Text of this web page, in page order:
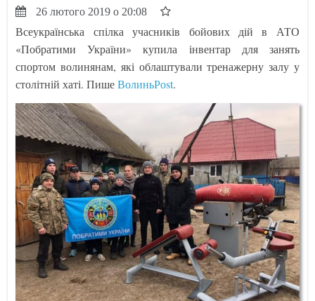
26 лютого 2019 о 20:08
Всеукраїнська спілка учасників бойових дій в АТО
«Побратими України» купила інвентар для занять
спортом волинянам, які облаштували тренажерну залу у
столітній хаті. ПишеВолиньРоst.